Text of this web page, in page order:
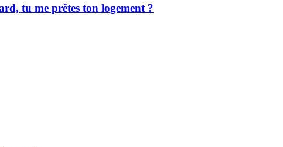
tu me prêtes ton logement ?